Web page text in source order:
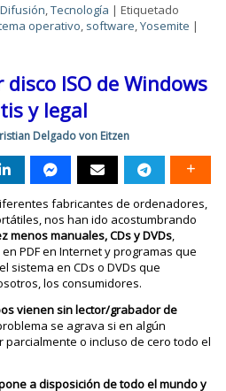
,Tecnología |Etiquetado
operativo software ,Yosemite |
ISO de Windows
y legal
Delgado von Eitzen
fabricantes de ordenadores,
nos han ido acostumbrando
menos manuales, CDs y DVDs
PDF en Internet y programas que
sistema en CDs o DVDs que
los consumidores.
vienen sin lector/grabador de
se agrava si en algún
o incluso de cero todo el
a disposición de todo el mundo y